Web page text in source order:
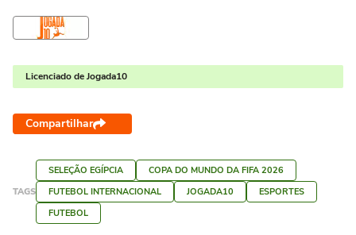
Licenciado de Jogada10
Compartilhar
TAGS
SELEÇÃO EGÍPCIA
COPA DO MUNDO DA FIFA 2026
FUTEBOL INTERNACIONAL
JOGADA10
ESPORTES
FUTEBOL